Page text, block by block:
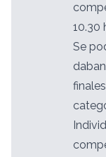
10.30
Se